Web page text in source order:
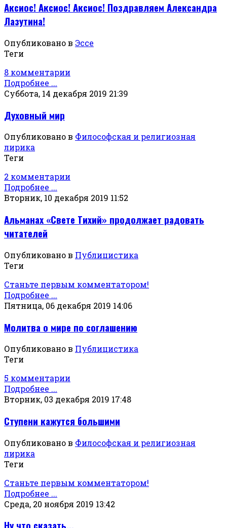
Аксиос! Аксиос! Аксиос! Поздравляем Александра
Лазутина!
Опубликовано в Эссе
Теги
8 комментарии
Подробнее ...
Суббота, 14 декабря 2019 21:39
Духовный мир
Опубликовано в Философская и религиозная
лирика
Теги
2 комментарии
Подробнее ...
Вторник, 10 декабря 2019 11:52
Альманах «Свете Тихий» продолжает радовать
читателей
Опубликовано в Публицистика
Теги
Станьте первым комментатором!
Подробнее ...
Пятница, 06 декабря 2019 14:06
Молитва о мире по соглашению
Опубликовано в Публицистика
Теги
5 комментарии
Подробнее ...
Вторник, 03 декабря 2019 17:48
Ступени кажутся большими
Опубликовано в Философская и религиозная
лирика
Теги
Станьте первым комментатором!
Подробнее ...
Среда, 20 ноября 2019 13:42